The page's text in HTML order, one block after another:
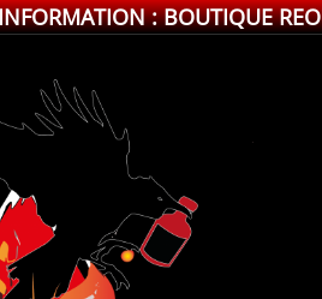
: BOUTIQUE